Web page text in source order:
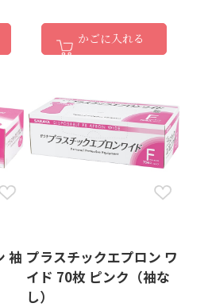
かごに入れる
袖 プラスチックエプロン ワ
イド 70枚 ピンク（袖な
し）